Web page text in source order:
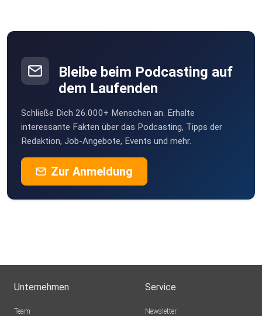
Bleibe beim Podcasting auf
dem Laufenden
Schließe Dich 26.000+ Menschen an. Erhalte
interessante Fakten über das Podcasting, Tipps der
Redaktion, Job-Angebote, Events und mehr.
Zur Anmeldung
Unternehmen
Team
Service
Newsletter